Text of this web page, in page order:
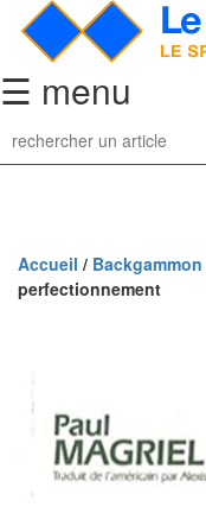
☰ menu
Jeu
d’Echecs
collection
d’échecs
classiques
Accueil / Backgammon
perfectionnement